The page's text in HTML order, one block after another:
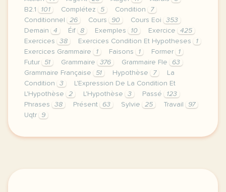
B2.1
101 Complétez 5 Condition
7
Conditionnel
26 Cours 90 Cours Eoi
353
Demain
4 Éif 8 Exemples 10 Exercice
425
Exercices
38 Exercices Condition Et Hypotheses
1
Exercices Grammaire
1 Faisons 1 Former
1
Futur
51 Grammaire 376 Grammaire Fle
63
Grammaire Française
51 Hypothèse 7
La
Condition
3
L'Expression De La Condition Et
L'Hypothèse
2 L'Hypothèse 3 Passé
123
Phrases
38 Présent 63 Sylvie 25 Travail
97
Uqtr
9
ces dernieres semaines de cours nous avons